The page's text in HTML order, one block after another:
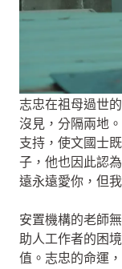
志忠在祖母過世
沒見，分隔兩地
支持，使文國士
子，他也因此認
遠永遠愛你，但
安置機構的老師
助人工作者的困
值。志忠的命運